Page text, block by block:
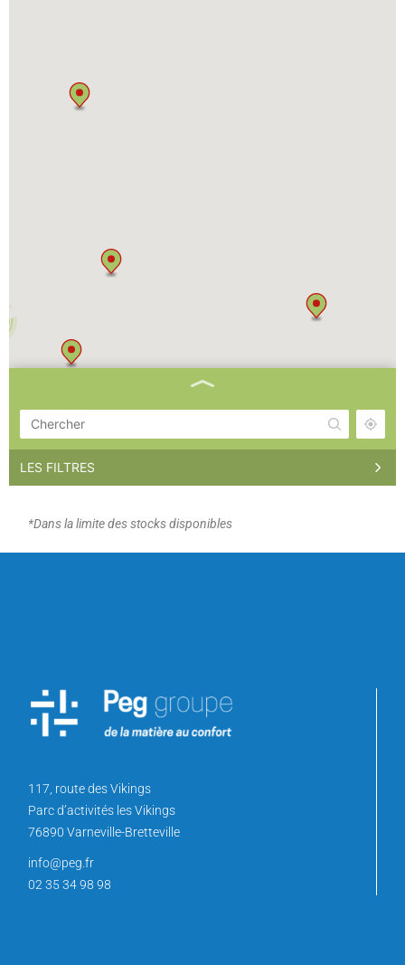
LES FILTRES
ZI Route de Delincourt 27140 Gisors
ZI Route de Reviers 14470 Courseulles-sur-Mer
POINT P HONFLEUR
NANCY LEHMAN
5 Impasse Marcel Brot 54000 Nancy
SOCOBATI
Calipro Lamballe, 5 rue d'Armor 22403 Lamballe Cedex
*Dans la limite des stocks disponibles
117, route des Vikings
Parc d’activités les Vikings
76890 Varneville-Bretteville
info@peg.fr
02 35 34 98 98